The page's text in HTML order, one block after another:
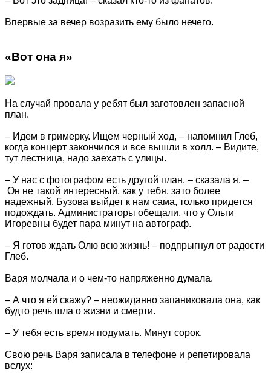
Впервые за вечер возразить ему было нечего.
«Вот она я»
На случай провала у ребят был заготовлен запасной
план.
– Идем в гримерку. Ищем черный ход, – напомнил Глеб,
когда концерт закончился и все вышли в холл. – Видите,
тут лестница, надо заехать с улицы.
– У нас с фотографом есть другой план, – сказала я. –
Он не такой интересный, как у тебя, зато более
надежный. Бузова выйдет к нам сама, только придется
подождать. Администраторы обещали, что у Ольги
Игоревны будет пара минут на автограф.
– Я готов ждать Олю всю жизнь! – подпрыгнул от радости
Глеб.
Варя молчала и о чем-то напряженно думала.
– А что я ей скажу? – неожиданно запаниковала она, как
будто речь шла о жизни и смерти.
– У тебя есть время подумать. Минут сорок.
Свою речь Варя записала в телефоне и репетировала
вслух: